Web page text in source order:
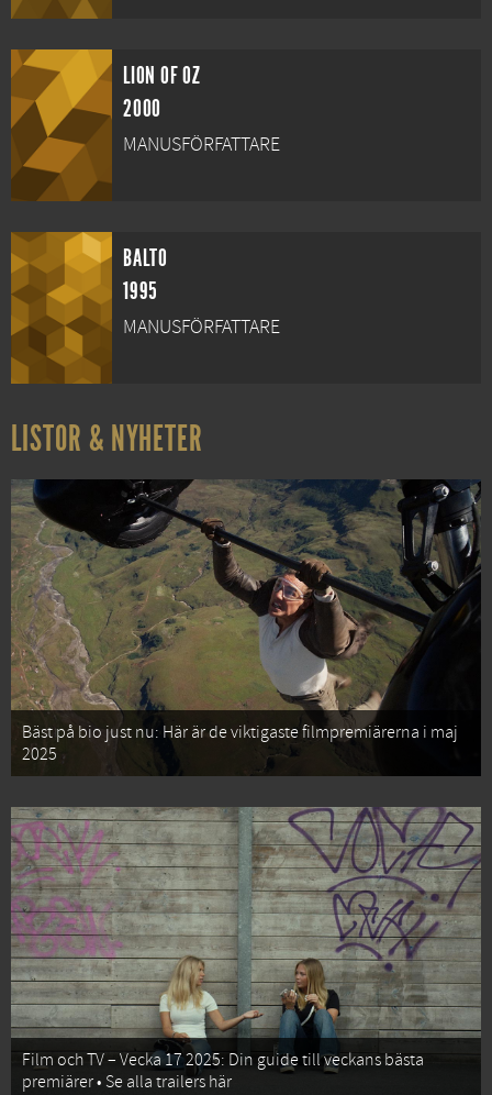
LION OF OZ
2000
MANUSFÖRFATTARE
BALTO
1995
MANUSFÖRFATTARE
LISTOR & NYHETER
Bäst på bio just nu: Här är de viktigaste filmpremiärerna i maj
2025
Film och TV – Vecka 17 2025: Din guide till veckans bästa
premiärer • Se alla trailers här